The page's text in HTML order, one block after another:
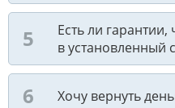
Есть ли гарантии,
в установленный
Хочу вернуть